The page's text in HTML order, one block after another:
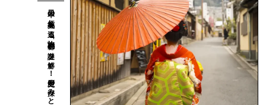
日本の伝統美を巡る旅「小京都」の謎を解く！歴史の深みと観光効果